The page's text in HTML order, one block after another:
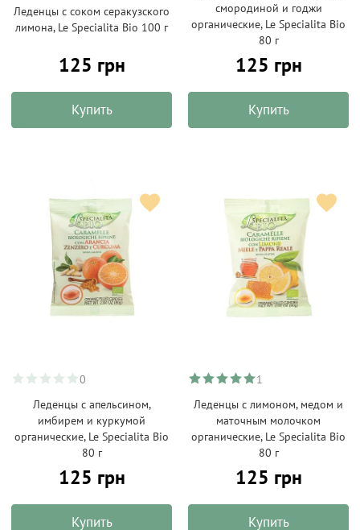
Леденцы с соком серакузского
лимона, Le Specialitа Bio 100 г
125 грн
Купить
смородиной и годжи
органические, Le Specialitа Bio
80 г
125 грн
Купить
0
Леденцы с апельсином,
имбирем и куркумой
органические, Le Specialitа Bio
80 г
125 грн
Купить
1
Леденцы с лимоном, медом и
маточным молочком
органические, Le Specialitа Bio
80 г
125 грн
Купить